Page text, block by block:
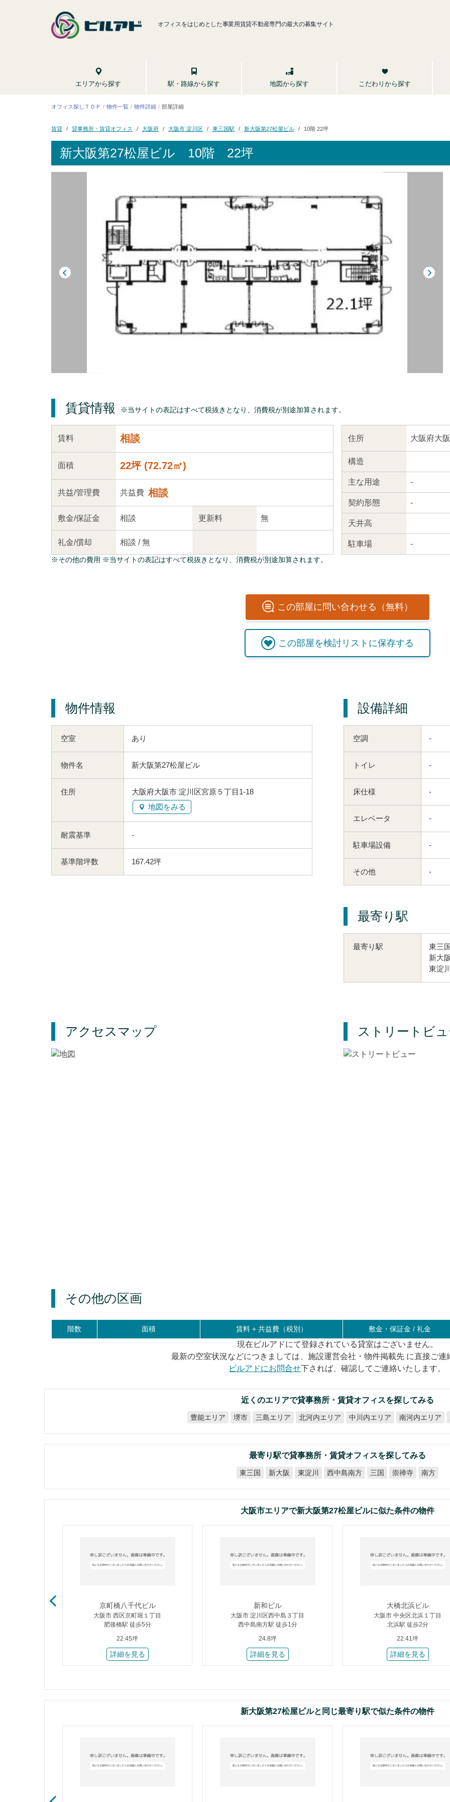
オフィスをはじめとした事業用賃貸不動産専門の最大の募集サイト
エリアから探す 駅・路線から探す 地図から探す こだわりから探す
オフィス探しＴＯＰ 物件一覧 物件詳細 部屋詳細
賃貸 貸事務所・賃貸オフィス 大阪府 大阪市 淀川区 東三国駅 新大阪第27松屋ビル 10階 22坪
新大阪第27松屋ビル 10階 22坪
賃貸情報 ※当サイトの表記はすべて税抜きとなり、消費税が別途加算されます。
賃料 相談
面積 22坪 (72.72㎡)
共益/管理費 共益費 相談
敷金/保証金 相談 更新料 無
礼金/償却 相談 /無
住所 大阪府大
構造
主な用途 -
契約形態 -
天井高
駐車場 -
※その他の費用 ※当サイトの表記はすべて税抜きとなり、消費税が別途加算されます。
この部屋に問い合わせる（無料）
この部屋を検討リストに保存する
物件情報
空室 あり
物件名 新大阪第27松屋ビル
住所
大阪府大阪市 淀川区宮原５丁目1-18
地図をみる
耐震基準 -
基準階坪数 167.42坪
設備詳細
空調 -
トイレ -
床仕様 -
エレベータ -
駐車場設備 -
その他 -
最寄り駅
最寄り駅
東三
新大
東淀
アクセスマップ ストリートビ
その他の区画
階数 面積 賃料 +共益費（税別） 敷金・保証金 / 礼金
現在ビルアドにて登録されている貸室はございません。
最新の空室状況などにつきましては、施設運営会社・物件掲載先 に直接ご連
ビルアドにお問合せ下されば、確認してご連絡いたします。
近くのエリアで貸事務所・賃貸オフィスを探してみる
豊能エリア 堺市 三島エリア 北河内エリア 中川内エリア 南河内エリア
最寄り駅で貸事務所・賃貸オフィスを探してみる
東三国 新大阪 東淀川 西中島南方 三国 崇禅寺 南方
大阪市エリアで新大阪第27松屋ビルに似た条件の物件
京町橋八千代ビル
大阪市 西区京町堀１丁目
肥後橋駅 徒歩5分
22.45坪
詳細を見る
新和ビル
大阪市 淀川区西中島３丁目
西中島南方駅 徒歩1分
24.8坪
詳細を見る
大橋北浜ビル
大阪市 中央区北浜１丁目
北浜駅 徒歩2分
22.41坪
詳細を見る
新大阪第27松屋ビルと同じ最寄り駅で似た条件の物件